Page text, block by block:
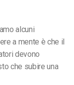
alcuni
a mente è che il
devono
che subire una